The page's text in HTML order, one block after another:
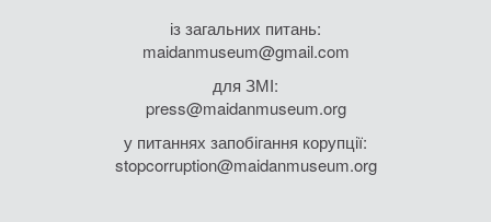
із загальних питань:
maidanmuseum@gmail.com
для ЗМІ:
press@maidanmuseum.org
у питаннях запобігання корупції:
stopcorruption@maidanmuseum.org